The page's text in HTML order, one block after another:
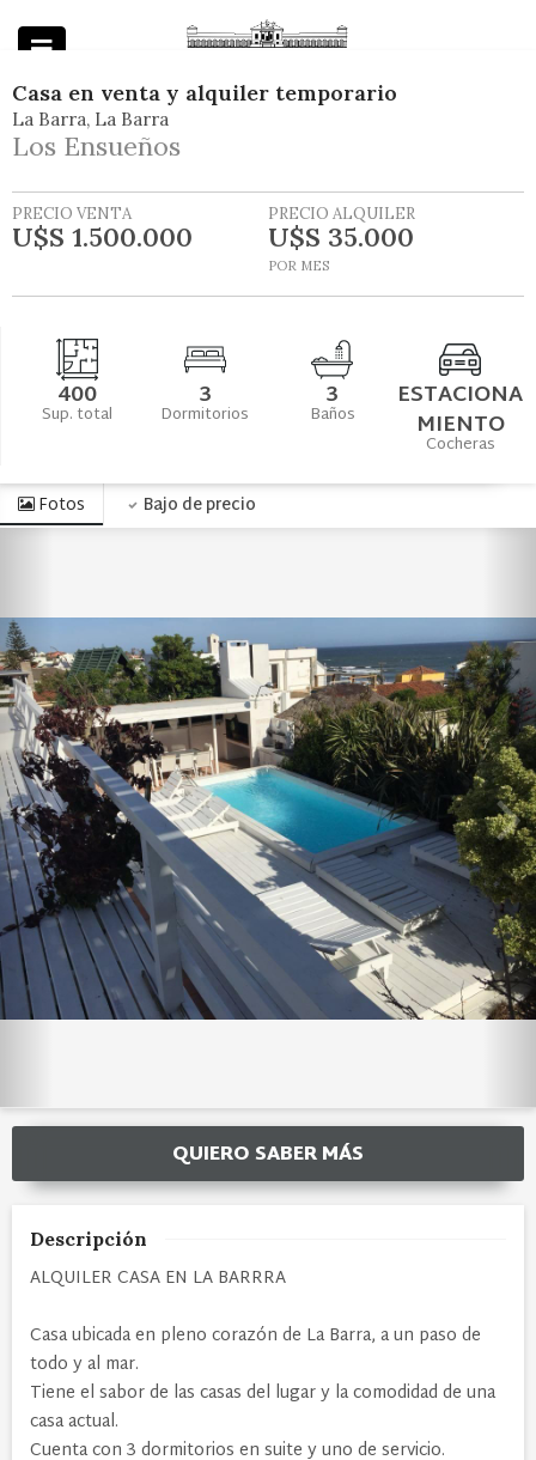
Casa en venta y alquiler temporario
La Barra La Barra
Los Ensueños
PRECIO VENTA
U$S 1.500.000
PRECIO ALQUILER
U$S 35.000
POR MES
400
Sup. total 3
Dormitorios 3
Baños ESTACIONA
MIENTO
Cocheras
Fotos Bajo de precio
QUIERO SABER MÁS
Descripción
ALQUILER CASA EN LA BARRRA
Casa ubicada en pleno corazón de La Barra, a un paso de
todo y al mar.
Tiene el sabor de las casas del lugar y la comodidad de una
casa actual.
Cuenta con 3 dormitorios en suite y uno de servicio.